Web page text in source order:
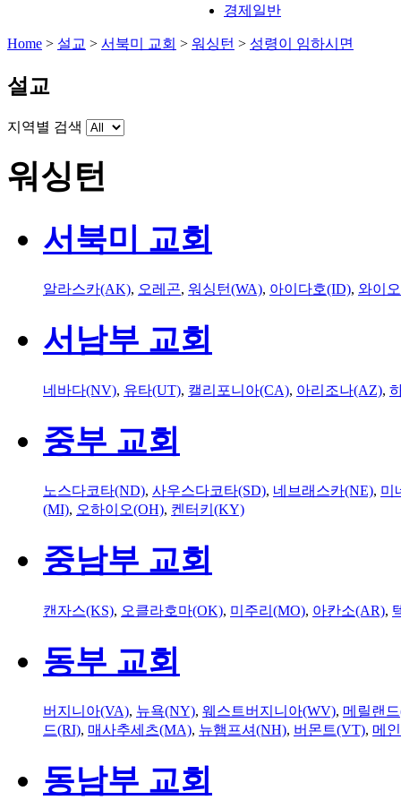
경제일반
Home > 설교 > 서북미 교회 > 워싱턴 > 성령이 임하시면
설교
지역별 검색
워싱턴
서북미 교회
알라스카(AK), 오레곤, 워싱턴(WA), 아이다호(ID), 와이
서남부 교회
네바다(NV), 유타(UT), 캘리포니아(CA), 아리조나(AZ),
중부 교회
노스다코타(ND), 사우스다코타(SD), 네브래스카(NE), 미
(MI), 오하이오(OH), 켄터키(KY)
중남부 교회
캔자스(KS), 오클라호마(OK), 미주리(MO), 아칸소(AR),
동부 교회
버지니아(VA), 뉴욕(NY), 웨스트버지니아(WV), 메릴랜
드(RI), 매사추세츠(MA), 뉴햄프셔(NH), 버몬트(VT), 메
동남부 교회